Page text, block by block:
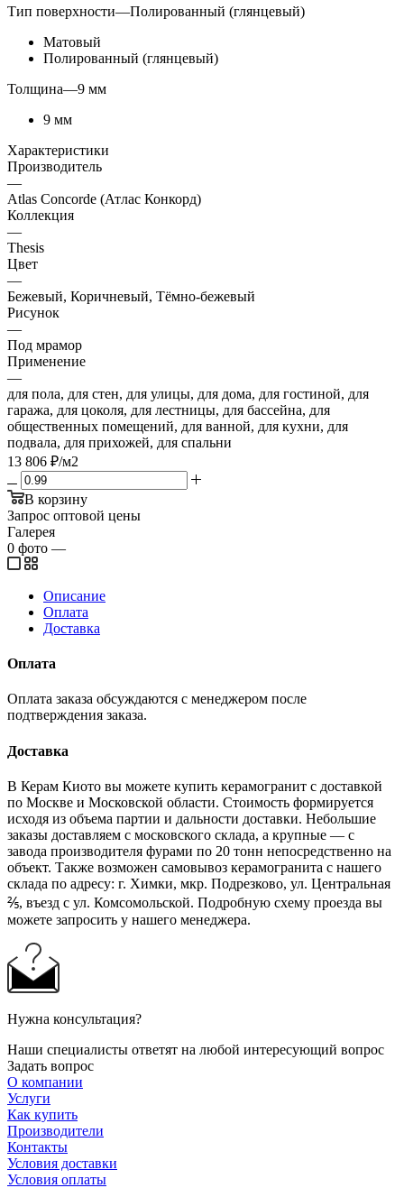
Тип поверхности—Полированный (глянцевый)
Матовый
Полированный (глянцевый)
Толщина—9 мм
9 мм
Характеристики
Производитель
—
Atlas Concorde (Атлас Конкорд)
Коллекция
—
Thesis
Цвет
—
Бежевый, Коричневый, Тёмно-бежевый
Рисунок
—
Под мрамор
Применение
—
для пола, для стен, для улицы, для дома, для гостиной, для
гаража, для цоколя, для лестницы, для бассейна, для
общественных помещений, для ванной, для кухни, для
подвала, для прихожей, для спальни
13 806 ₽/м2
В корзину
Запрос оптовой цены
Галерея
0 фото —
Описание
Оплата
Доставка
Оплата
Оплата заказа обсуждаются с менеджером после
подтверждения заказа.
Доставка
В Керам Киото вы можете купить керамогранит с доставкой
по Москве и Московской области. Стоимость формируется
исходя из объема партии и дальности доставки. Небольшие
заказы доставляем с московского склада, а крупные — с
завода производителя фурами по 20 тонн непосредственно на
объект. Также возможен самовывоз керамогранита с нашего
склада по адресу: г. Химки, мкр. Подрезково, ул. Центральная
⅖, въезд с ул. Комсомольской. Подробную схему проезда вы
можете запросить у нашего менеджера.
Нужна консультация?
Наши специалисты ответят на любой интересующий вопрос
Задать вопрос
О компании
Услуги
Как купить
Производители
Контакты
Условия доставки
Условия оплаты